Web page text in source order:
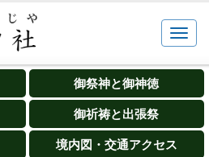
御祭神と御神徳
御祈祷と出張祭
境内図・交通アクセス